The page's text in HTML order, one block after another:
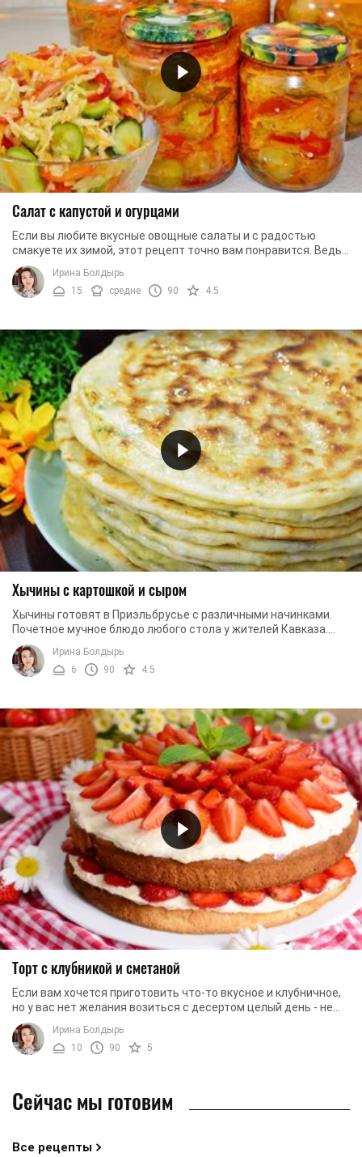
Салат с капустой и огурцами
Если вы любите вкусные овощные салаты и с радостью
смакуете их зимой, этот рецепт точно вам понравится. Ведь
мы хотим вам рассказать, как приготовить ...
Ирина Болдырь
15
средне 90 4.5
Хычины с картошкой и сыром
Хычины готовят в Приэльбрусье с различными начинками.
Почетное мучное блюдо любого стола у жителей Кавказа.
Подают горячими, смазав растопленным ...
Ирина Болдырь
6
90 4.5
Торт с клубникой и сметаной
Если вам хочется приготовить что-то вкусное и клубничное,
но у вас нет желания возиться с десертом целый день - не
огорчайтесь, а приготовьте торт со ...
Ирина Болдырь
10
90 5
Сейчас мы готовим
Все рецепты